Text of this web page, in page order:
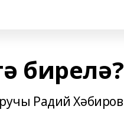
бирелә?
Радий Хәбиров